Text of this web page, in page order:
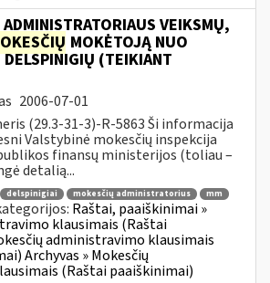
ADMINISTRATORIAUS VEIKSMŲ,
MOKĖTOJĄ NUO
DELSPINIGIŲ (TEIKIANT
2006-07-01
(29.3-31-3)-R-5863 Ši informacija
Valstybinė mokesčių inspekcija
finansų ministerijos (toliau –
detalią...
delspinigiai mokesčių administratorius mm
Raštai, paaiškinimai »
klausimais (Raštai
administravimo klausimais
Archyvas » Mokesčių
(Raštai paaiškinimai)